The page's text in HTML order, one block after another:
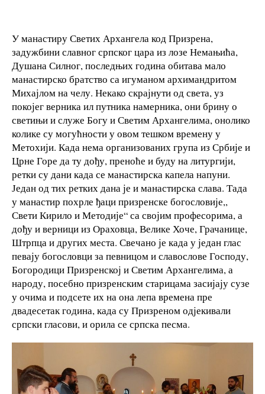
У манастиру Светих Архангела код Призрена,
задужбини славног српског цара из лозе Немањића,
Душана Силног, последњих година обитава мало
манастирско братство са игуманом архимандритом
Михајлом на челу. Некако скрајнути од света, уз
покојег верника ил путника намерника, они брину о
светињи и служе Богу и Светим Архангелима, онолико
колике су могућности у овом тешком времену у
Метохији. Када нема организованих група из Србије и
Црне Горе да ту дођу, преноће и буду на литургији,
ретки су дани када се манастирска капела напуни.
Један од тих ретких дана је и манастирска слава. Тада
у манастир похрле ђаци призренске богословије,,
Свети Кирило и Методије“ са својим професорима, а
дођу и верници из Ораховца, Велике Хоче, Грачанице,
Штрпца и других места. Свечано је када у један глас
певају богословци за певницом и славослове Господу,
Богородици Призренској и Светим Архангелима, а
народу, посебно призренским старицама засијају сузе
у очима и подсете их на она лепа времена пре
двадесетак година, када су Призреном одјекивали
српски гласови, и орила се српска песма.